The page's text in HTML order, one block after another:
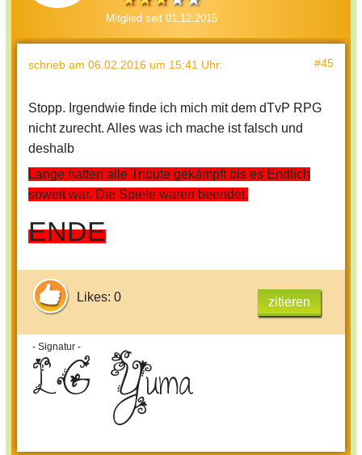
D5:Tribut (w), Tribut (m), Mentor
D8:Tribut (w), Tribut (m), Mentor
D9:Tribut (w), Tribut (m), Mentor
D11:Tribut (w),Tribut (m), Mentor
D12:Tribut (w),Tribut (m), Mentor
(Der Stecki folgt unten)
Jeder Distrikt hat seine eigene
Schriftfarbe, damit man die Play- und die
"Anderen Nachrichen" gut aus einander
halten können.
Mitglied seit 01.12.2015
schrieb am 06.02.2016 um 15:41 Uhr: #45
Stopp. Irgendwie finde ich mich mit dem dTvP RPG
nicht zurecht. Alles was ich mache ist falsch und
deshalb
Lange hatten alle Tribute gekämpft bis es Endlich
soweit war. Die Spiele waren beendet.
ENDE
Likes: 0 zitieren
- Signatur -
LG Yuma